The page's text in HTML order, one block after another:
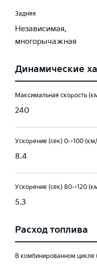
Задняя
Независимая,
многорычажная
Динамические
Максимальная скорость
240
Ускорение (сек) 0->100
8.4
Ускорение (сек) 80->120
5.3
Расход топлива
В комбинированном цикле